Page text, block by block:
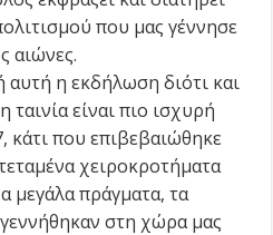
που μας γέννησε
αιώνες.
αυτή η εκδήλωση διότι και
ταινία είναι πιο ισχυρή
κάτι που επιβεβαιώθηκε
χειροκροτήματα
μεγάλα πράγματα, τα
στη χώρα μας